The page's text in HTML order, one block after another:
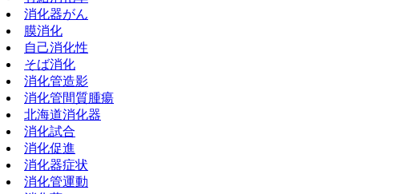
消化器がん
膜消化
自己消化性
そば消化
消化管造影
消化管間質腫瘍
北海道消化器
消化試合
消化促進
消化器症状
消化管運動